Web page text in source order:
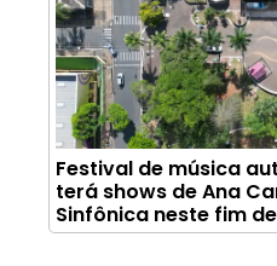
Festival de música
terá shows de Ana
Sinfônica neste fim